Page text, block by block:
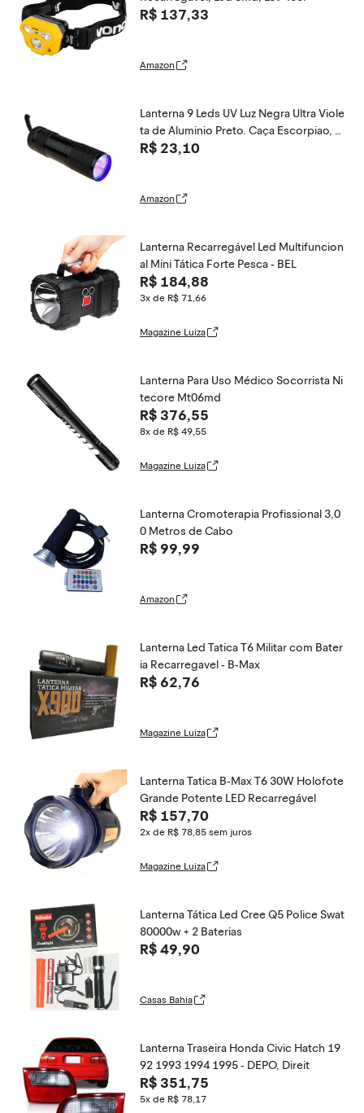
R$ 137,33
Amazon
Lanterna 9 Leds UV Luz Negra Ultra Viole
ta de Aluminio Preto. Caça Escorpiao, D
etecta Nota Falsa e cartão, caça vazame
R$ 23,10
Amazon
Lanterna Recarregável Led Multifuncion
al Mini Tática Forte Pesca - BEL
R$ 184,88
3x de R$ 71,66
Magazine Luiza
Lanterna Para Uso Médico Socorrista Ni
tecore Mt06md
R$ 376,55
8x de R$ 49,55
Magazine Luiza
Lanterna Cromoterapia Profissional 3,0
0 Metros de Cabo
R$ 99,99
Amazon
Lanterna Led Tatica T6 Militar com Bater
ia Recarregavel - B-Max
R$ 62,76
Magazine Luiza
Lanterna Tatica B-Max T6 30W Holofote
Grande Potente LED Recarregável
R$ 157,70
2x de R$ 78,85 sem juros
Magazine Luiza
Lanterna Tática Led Cree Q5 Police Swat
80000w + 2 Baterias
R$ 49,90
Casas Bahia
Lanterna Traseira Honda Civic Hatch 19
92 1993 1994 1995 - DEPO, Direit
R$ 351,75
5x de R$ 78,17